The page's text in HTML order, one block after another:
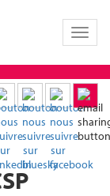
Toggle